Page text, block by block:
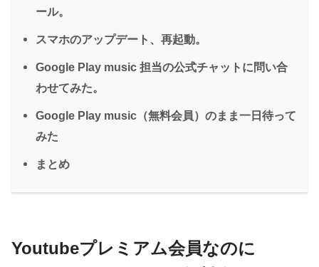
ール。
スマホのアップデート、再起動。
Google Play music 担当の公式チャットに問い合
わせてみた。
Google Play music（無料会員）のまま一日待って
みた
まとめ
Youtubeプレミアム会員なのに